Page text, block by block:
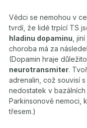
Vědci se nemohou v
tvrdí, že lidé trpící TS
hladinu dopaminu,
choroba má za
(Dopamin hraje
neurotransmiter.
adrenalin, což souvisí
nedostatek v
Parkinsonově nemoci,
třesem.)